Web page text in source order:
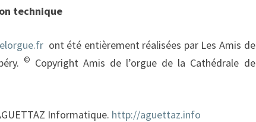
technique
ont été entièrement réalisées par Les Amis de
© Copyright Amis de l’orgue de la Cathédrale de
Informatique. http://aguettaz.info